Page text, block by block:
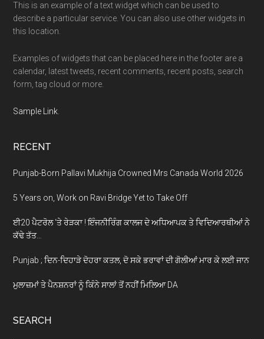
This is an example of a text widget which can be used to
describe a particular service. You can also use other widgets in
this location.
Examples of widgets that can be placed here in the footer are a
calendar, latest tweets, recent comments, recent posts, search
form, tag cloud or more.
Sample Link.
RECENT
Punjab-Born Pallavi Mukhija Crowned Mrs Canada World 2026
5 Years on, Work on Ravi Bridge Yet to Take Off
ਈ20 ਪੈਟਰੋਲ ‘ਤੇ ਰੇੜਕਾ ! ਇੰਜਨੀਰਿੰਗ ਕਾਲਜ ਦੇ ਅਧਿਆਪਕ ਤੇ ਵਿਦਿਆਰਥੀਆਂ ਨੇ
ਕੱਢੇ ਤੱਤ…
Punjab ; ਦਿਨ-ਦਿਹਾੜੇ ਦੋਹਰਾ ਕਤਲ, ਦੋ ਸਕੇ ਭਰਾਵਾਂ ਦੀ ਗੋਲੀਆਂ ਮਾਰ ਕੇ ਲਈ ਜਾਨ
ਮੁਲਾਜ਼ਮਾਂ ਤੇ ਪੈਨਸ਼ਨਰਾਂ ਨੂੰ ਕਿੰਨੇ ਸਾਲਾਂ ਤੋਂ ਨਹੀਂ ਮਿਲਿਆ DA
SEARCH